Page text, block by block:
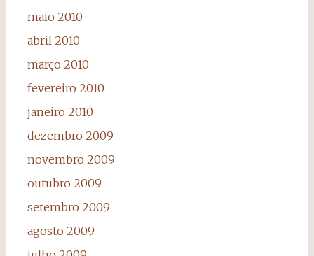
maio 2010
abril 2010
março 2010
fevereiro 2010
janeiro 2010
dezembro 2009
novembro 2009
outubro 2009
setembro 2009
agosto 2009